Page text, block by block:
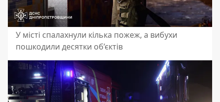
У місті спалахнули кілька пожеж, а вибухи
пошкодили десятки об’єктів